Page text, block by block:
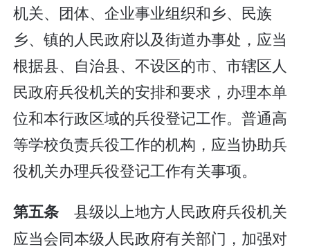
机关、团体、企业事业组织和乡、民族
乡、镇的人民政府以及街道办事处，应当
根据县、自治县、不设区的市、市辖区人
民政府兵役机关的安排和要求，办理本单
位和本行政区域的兵役登记工作。普通高
等学校负责兵役工作的机构，应当协助兵
役机关办理兵役登记工作有关事项。
第五条县级以上地方人民政府兵役机关
应当会同本级人民政府有关部门，加强对